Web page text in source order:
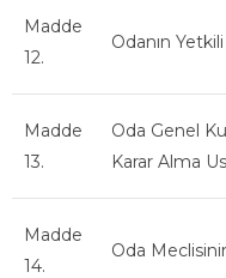
Madde
12.
Odanın
Madde
13.
Oda Genel
Karar Alma
Madde
14.
Oda